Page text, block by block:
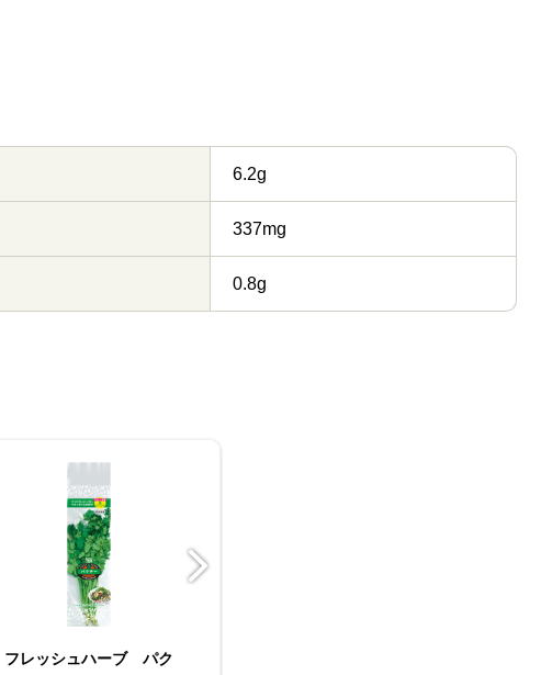
6.2g
337mg
0.8g
FAUCHON 五香粉
たっぷりサイズ おろし
フレッシュハーブ パク